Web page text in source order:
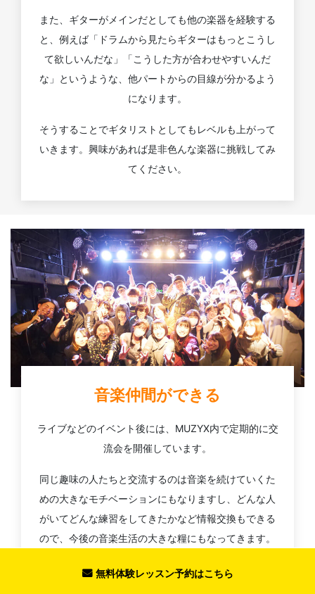
また、ギターがメインだとしても他の楽器を経験する
と、例えば「ドラムから見たらギターはもっとこうし
て欲しいんだな」「こうした方が合わせやすいんだ
な」というような、他パートからの目線が分かるよう
になります。
そうすることでギタリストとしてもレベルも上がって
いきます。興味があれば是非色んな楽器に挑戦してみ
てください。
音楽仲間ができる
ライブなどのイベント後には、MUZYX内で定期的に交
流会を開催しています。
同じ趣味の人たちと交流するのは音楽を続けていくた
めの大きなモチベーションにもなりますし、どんな人
がいてどんな練習をしてきたかなど情報交換もできる
ので、今後の音楽生活の大きな糧にもなってきます。
また、MUZYXは一人で加入される方が多いため「始め
無料体験レッスン予約はこちら